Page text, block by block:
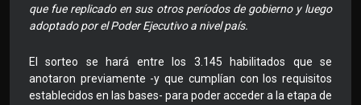
que fue replicado en sus otros períodos de gobierno y luego
adoptado por el Poder Ejecutivo a nivel país.
El sorteo se hará entre los 3.145 habilitados que se
anotaron previamente -y que cumplían con los requisitos
establecidos en las bases- para poder acceder a la etapa de